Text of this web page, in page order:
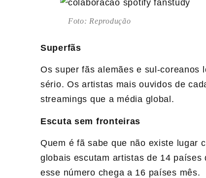
Foto: Reprodução
Superfãs
Os super fãs alemães e sul-coreanos
sério. Os artistas mais ouvidos de
streamings que a média global.
Escuta sem fronteiras
Quem é fã sabe que não existe lugar
globais escutam artistas de 14
esse número chega a 16 países mês.